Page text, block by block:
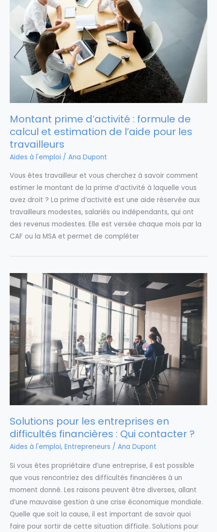
Montant prime d’activité : formule de
calcul et estimation de l’aide pour les
travailleurs
Aides à l'emploi / Ana Dupont
Vous êtes travailleur et vous cherchez à savoir comment
estimer le montant de la prime d’activité à laquelle vous
avez droit ? La prime d’activité est une aide réservée aux
travailleurs modestes, salariés ou indépendants, qui ont
des revenus modestes. Elle est versée chaque mois par la
CAF ou la MSA et permet de compléter
Solutions pour les entreprises en
difficultés financières : Qui contacter ?
Aides à l'emploi, Entrepreneurs / Ana Dupont
Si vous êtes propriétaire d’une entreprise, il est possible
que vous rencontriez des difficultés financières à un
moment donné. Les raisons peuvent être diverses, allant
d’une mauvaise gestion à une crise économique mondiale.
Quelle que soit la cause, il est important de savoir quoi
faire pour sortir de cette situation difficile. Solutions pour